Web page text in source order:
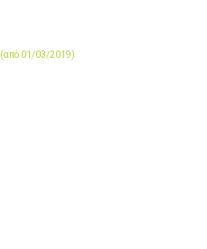
(από 01/03/2019)